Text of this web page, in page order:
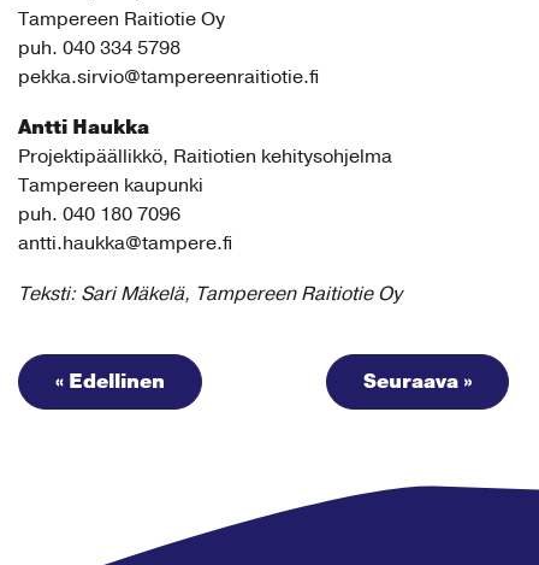
Tampereen Raitiotie Oy
puh. 040 334 5798
pekka.sirvio@tampereenraitiotie.fi
Antti Haukka
Projektipäällikkö, Raitiotien kehitysohjelma
Tampereen kaupunki
puh. 040 180 7096
antti.haukka@tampere.fi
Teksti: Sari Mäkelä, Tampereen Raitiotie Oy
Seuraava »
« Edellinen